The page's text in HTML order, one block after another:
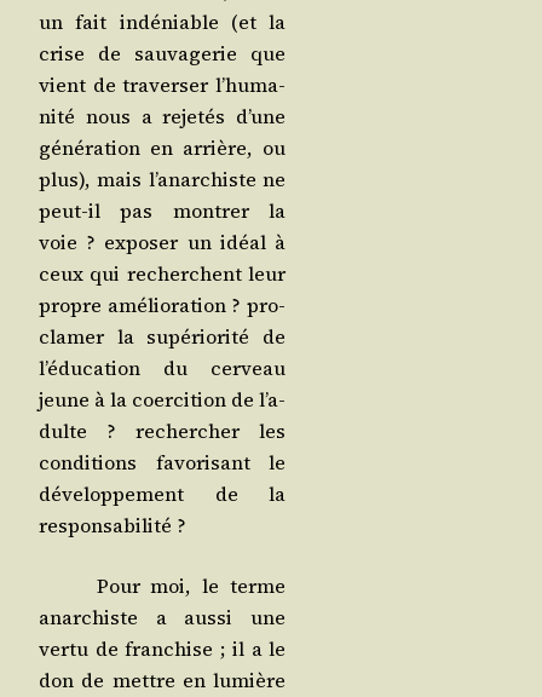
un fait indé­niable (et la
crise de sau­va­ge­rie que
vient de tra­ver­ser l’hu­ma­
ni­té nous a reje­tés d’une
géné­ra­tion en arrière, ou
plus), mais l’a­nar­chiste ne
peut-il pas mon­trer la
voie ? expo­ser un idéal à
ceux qui recherchent leur
propre amé­lio­ra­tion ? pro­
cla­mer la supé­rio­ri­té de
l’é­du­ca­tion du cer­veau
jeune à la coer­ci­tion de l’a­
dulte ? recher­cher les
condi­tions favo­ri­sant le
déve­lop­pe­ment de la
responsabilité ?
Pour moi, le terme
anar­chiste a aus­si une
ver­tu de fran­chise ; il a le
don de mettre en lumière